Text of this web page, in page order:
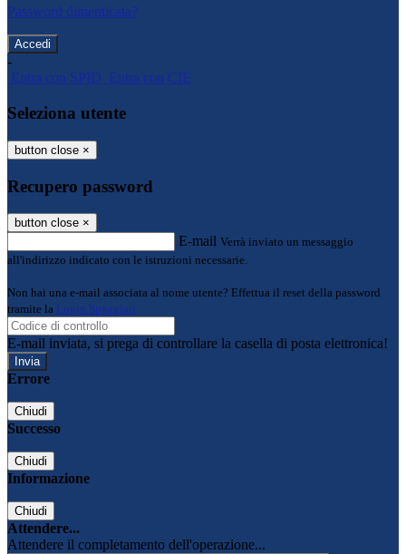
Password dimenticata?
-
Entra con SPID Entra con CIE
Seleziona utente
button close ×
Recupero password
button close ×
E-mail Verrà inviato un messaggio
all'indirizzo indicato con le istruzioni necessarie.
Non hai una e-mail associata al nome utente? Effettua il reset della password
tramite la Login Spaggiari
E-mail inviata, si prega di controllare la casella di posta elettronica!
Errore
Chiudi
Successo
Chiudi
Informazione
Chiudi
Attendere...
Attendere il completamento dell'operazione...